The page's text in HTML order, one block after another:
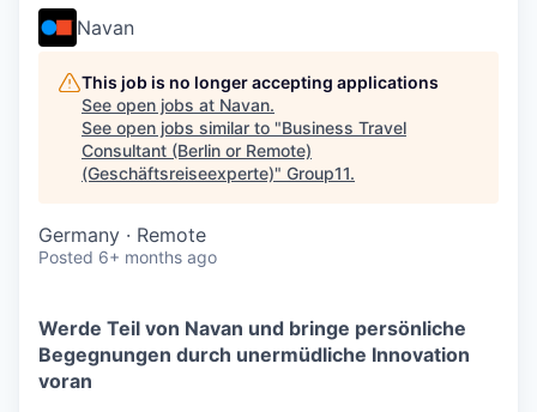
Navan
This job is no longer accepting applications
See open jobs at Navan.
See open jobs similar to "Business Travel
Consultant (Berlin or Remote)
(Geschäftsreiseexperte)" Group11.
Germany · Remote
Posted 6+ months ago
Werde Teil von Navan und bringe persönliche
Begegnungen durch unermüdliche Innovation
voran